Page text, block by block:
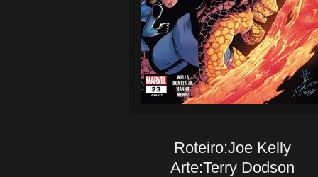
Roteiro:Joe Kelly
Arte:Terry Dodson